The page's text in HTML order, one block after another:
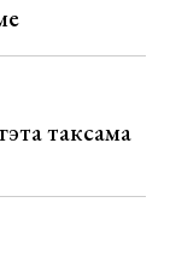
таксама